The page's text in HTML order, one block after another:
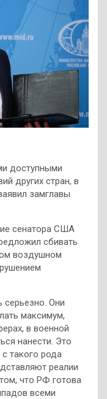
доступными
других стран, в
замглавы
сенатора США
сбивать
воздушном
серьезно. Они
максимум,
в военной
нанести. Это
такого рода
реалии
что РФ готова
всеми